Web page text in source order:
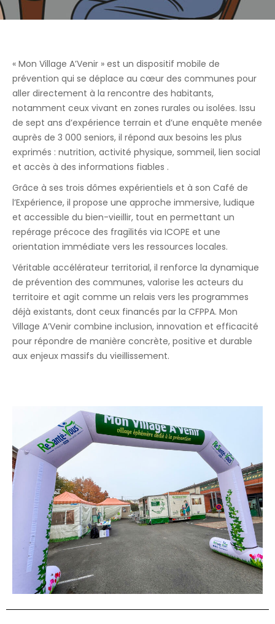
« Mon Village A’Venir » est un dispositif mobile de
prévention qui se déplace au cœur des communes pour
aller directement à la rencontre des habitants,
notamment ceux vivant en zones rurales ou isolées. Issu
de sept ans d’expérience terrain et d’une enquête menée
auprès de 3 000 seniors, il répond aux besoins les plus
exprimés : nutrition, activité physique, sommeil, lien social
et accès à des informations fiables .
Grâce à ses trois dômes expérientiels et à son Café de
l’Expérience, il propose une approche immersive, ludique
et accessible du bien-vieillir, tout en permettant un
repérage précoce des fragilités via ICOPE et une
orientation immédiate vers les ressources locales.
Véritable accélérateur territorial, il renforce la dynamique
de prévention des communes, valorise les acteurs du
territoire et agit comme un relais vers les programmes
déjà existants, dont ceux financés par la CFPPA. Mon
Village A’Venir combine inclusion, innovation et efficacité
pour répondre de manière concrète, positive et durable
aux enjeux massifs du vieillissement.